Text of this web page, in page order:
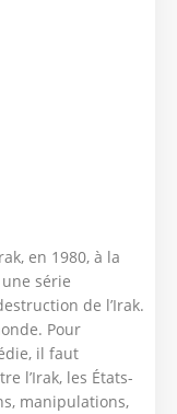
en 1980, à la
série
de l’Irak.
Pour
il faut
l’Irak, les États-
manipulations,